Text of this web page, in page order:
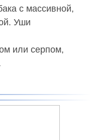
с массивной,
Уши
или серпом,